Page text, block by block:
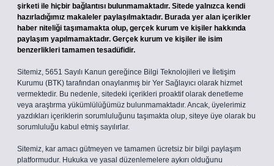
şirketi ile hiçbir bağlantısı bulunmamaktadır. Sitede yalnızca kendi
hazırladığımız makaleler paylaşılmaktadır. Burada yer alan içerikler
haber niteliği taşımamakta olup, gerçek kurum ve kişiler hakkında
paylaşım yapılmamaktadır. Gerçek kurum ve kişiler ile isim
benzerlikleri tamamen tesadüfidir.
Sitemiz, 5651 Sayılı Kanun gereğince Bilgi Teknolojileri ve İletişim
Kurumu (BTK) tarafından onaylanmış bir Yer Sağlayıcı olarak hizmet
vermektedir. Bu nedenle, sitedeki içerikleri proaktif olarak denetleme
veya araştırma yükümlülüğümüz bulunmamaktadır. Ancak, üyelerimiz
yazdıkları içeriklerin sorumluluğunu taşımakta olup, siteye üye olarak bu
sorumluluğu kabul etmiş sayılırlar.
Sitemiz, kar amacı gütmeyen ve tamamen ücretsiz bir bilgi paylaşım
platformudur. Hukuka ve yasal düzenlemelere aykırı olduğunu